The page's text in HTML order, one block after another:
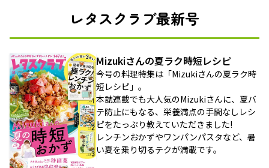
レタスクラブ最新号
Mizukiさんの夏ラク時短レシピ
今号の料理特集は「Mizukiさんの夏ラク時
短レシピ」。
本誌連載でも大人気のMizukiさんに、夏バ
テ防止にもなる、栄養満点の手間なしレシ
ピをたっぷり教えていただきました!
レンチンおかずやワンパンパスタなど、暑
い夏を乗り切るテクが満載です。